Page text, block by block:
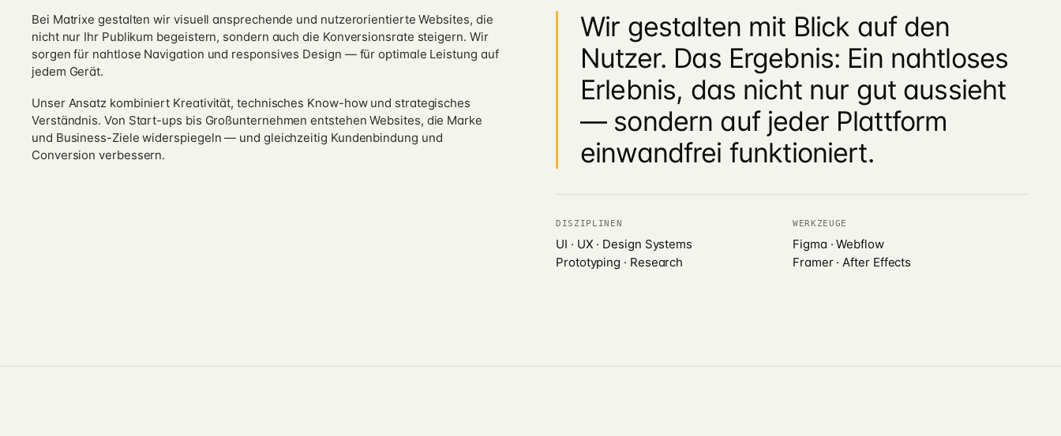
Bei Matrixe gestalten wir visuell ansprechende und nutzerorientierte Websites, die
nicht nur Ihr Publikum begeistern, sondern auch die Konversionsrate steigern. Wir
sorgen für nahtlose Navigation und responsives Design — für optimale Leistung auf
jedem Gerät.
Unser Ansatz kombiniert Kreativität, technisches Know-how und strategisches
Verständnis. Von Start-ups bis Großunternehmen entstehen Websites, die Marke
und Business-Ziele widerspiegeln — und gleichzeitig Kundenbindung und
Conversion verbessern.
Wir gestalten mit Blick auf den
Nutzer. Das Ergebnis: Ein nahtloses
Erlebnis, das nicht nur gut aussieht
— sondern auf jeder Plattform
einwandfrei funktioniert.
DISZIPLINEN
UI · UX · Design Systems
Prototyping · Research
WERKZEUGE
Figma · Webflow
Framer · After Effects